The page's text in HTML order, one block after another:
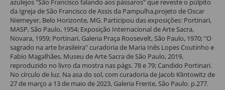
azulejos "São Francisco falando aos pássaros" que reveste o púlpito
da Igreja de São Francisco de Assis da Pampulha,projeto de Oscar
Niemeyer, Belo Horizonte, MG. Participou das exposições: Portinari,
MASP, São Paulo, 1954; Exposição Internacional de Arte Sacra,
Novara, 1959; Portinari, Galeria Praça Roosevelt, São Paulo, 1970; "O
sagrado na arte brasileira" curadoria de Maria Inês Lopes Coutinho e
Fabio Magalhães, Museu de Arte Sacra de São Paulo, 2019,
reproduzido no livro da mostra nas págs. 78 e 79; Candido Portinari.
No círculo de luz. Na asa do sol, com curadoria de Jacob Klintowitz de
27 de março a 13 de maio de 2023, Galeria Frente, São Paulo. p.277.